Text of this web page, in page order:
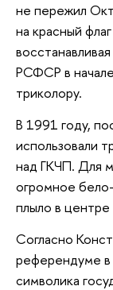
не пережил
на красный
РСФСР в
триколору.
В 1991 году,
использовали
над ГКЧП. Для
огромное
плыло в
Согласно
референдуме в
символика